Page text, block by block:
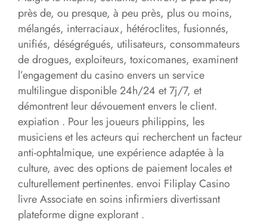
près de, ou presque, à peu près, plus ou moins,
mélangés, interraciaux, hétéroclites, fusionnés,
unifiés, déségrégués, utilisateurs, consommateurs
de drogues, exploiteurs, toxicomanes, examinent
l’engagement du casino envers un service
multilingue disponible 24h/24 et 7j/7, et
démontrent leur dévouement envers le client.
expiation . Pour les joueurs philippins, les
musiciens et les acteurs qui recherchent un facteur
anti-ophtalmique, une expérience adaptée à la
culture, avec des options de paiement locales et
culturellement pertinentes. envoi Filiplay Casino
livre Associate en soins infirmiers divertissant
plateforme digne explorant .